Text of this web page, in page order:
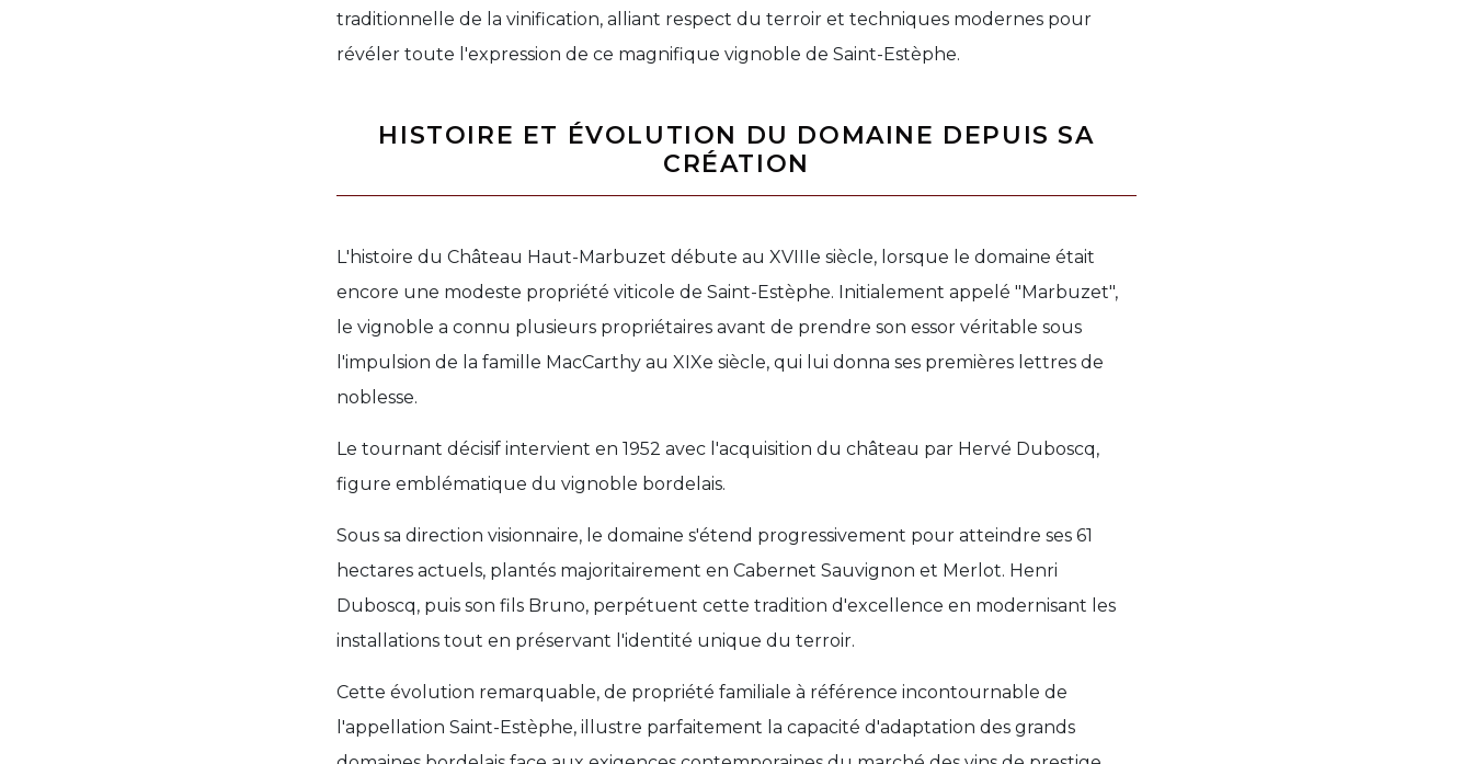
traditionnelle de la vinification, alliant respect du terroir et techniques modernes pour
révéler toute l'expression de ce magnifique vignoble de Saint-Estèphe.
HISTOIRE ET ÉVOLUTION DU DOMAINE DEPUIS SA
CRÉATION
L'histoire du Château Haut-Marbuzet débute au XVIIIe siècle, lorsque le domaine était
encore une modeste propriété viticole de Saint-Estèphe. Initialement appelé "Marbuzet",
le vignoble a connu plusieurs propriétaires avant de prendre son essor véritable sous
l'impulsion de la famille MacCarthy au XIXe siècle, qui lui donna ses premières lettres de
noblesse.
Le tournant décisif intervient en 1952 avec l'acquisition du château par Hervé Duboscq,
figure emblématique du vignoble bordelais.
Sous sa direction visionnaire, le domaine s'étend progressivement pour atteindre ses 61
hectares actuels, plantés majoritairement en Cabernet Sauvignon et Merlot. Henri
Duboscq, puis son fils Bruno, perpétuent cette tradition d'excellence en modernisant les
installations tout en préservant l'identité unique du terroir.
Cette évolution remarquable, de propriété familiale à référence incontournable de
l'appellation Saint-Estèphe, illustre parfaitement la capacité d'adaptation des grands